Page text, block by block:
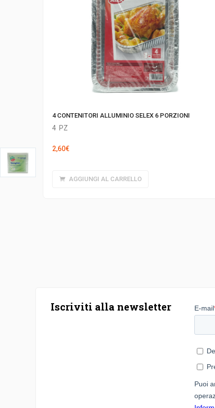
4 CONTENITORI ALLUMINIO SELEX 6 PORZIONI
4 PZ
2,60€
AGGIUNGI AL CARRELLO
Iscriviti alla newsletter